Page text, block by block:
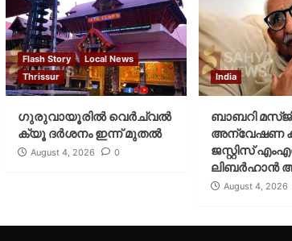
Flash Story
Local News
Thrissur
ഗുരുവായൂരില്‍ വെര്‍ച്വല്‍
ക്യൂ ദര്‍ശനം ഇന്ന് മുതല്‍
August 4, 2026 0
India
ബാബറി
അന്വേഷണ
ജസ്റ്റിസ്
ലിബര്‍ഹാന്‍
August 4, 2026